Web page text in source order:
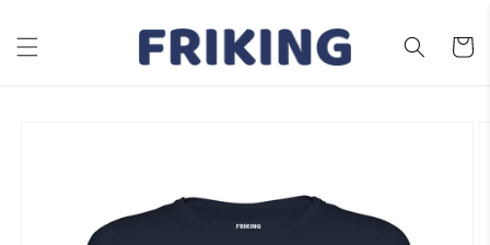
al contenido
Carrito